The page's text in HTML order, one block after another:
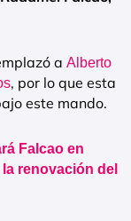
a Alberto
, por lo que esta
este mando.
Falcao en
renovación del